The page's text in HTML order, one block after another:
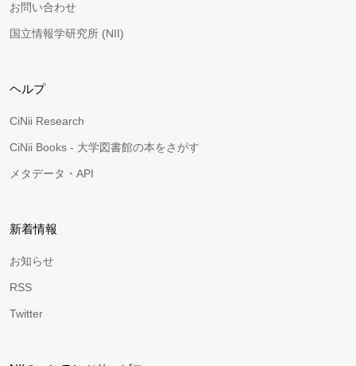
お問い合わせ
国立情報学研究所 (NII)
ヘルプ
CiNii Research
CiNii Books - 大学図書館の本をさがす
メタデータ・API
新着情報
お知らせ
RSS
Twitter